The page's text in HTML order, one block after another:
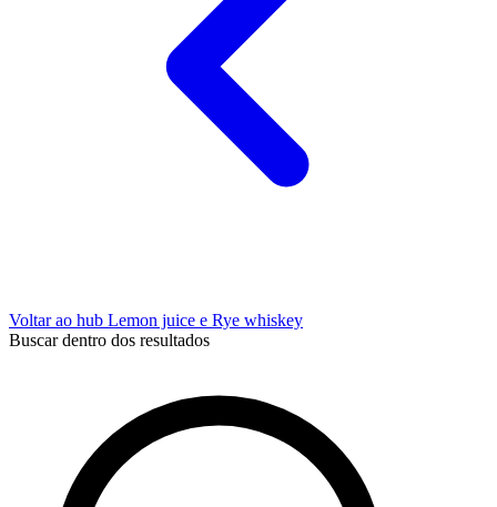
Voltar ao hub Lemon juice e Rye whiskey
Buscar dentro dos resultados